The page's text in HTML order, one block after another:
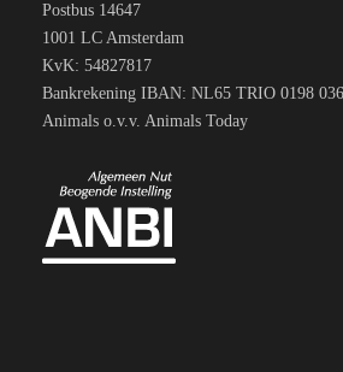
Postbus 14647
1001 LC Amsterdam
KvK: 54827817
Bankrekening IBAN: NL65 TRIO 0198
Animals o.v.v. Animals Today